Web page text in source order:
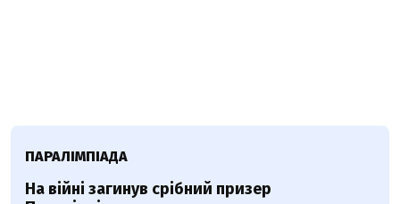
ПАРАЛІМПІАДА
На війні загинув срібний призер